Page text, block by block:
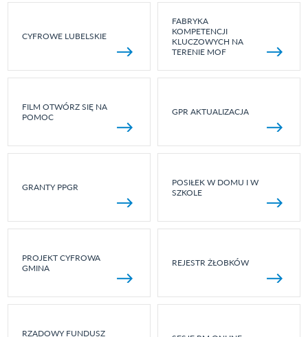
CYFROWE LUBELSKIE
FABRYKA
KOMPETENCJI
KLUCZOWYCH NA
TERENIE MOF
FILM OTWÓRZ SIĘ NA
POMOC
GPR AKTUALIZACJA
GRANTY PPGR
POSIŁEK W DOMU I W
SZKOLE
PROJEKT CYFROWA
GMINA
REJESTR ŻŁOBKÓW
RZĄDOWY FUNDUSZ